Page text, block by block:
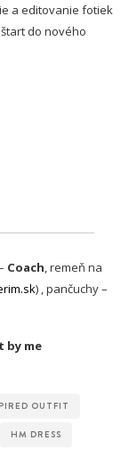
a editovanie fotiek
do nového
Coach, remeň na
) , pančuchy –
by me
OUTFIT
HM DRESS